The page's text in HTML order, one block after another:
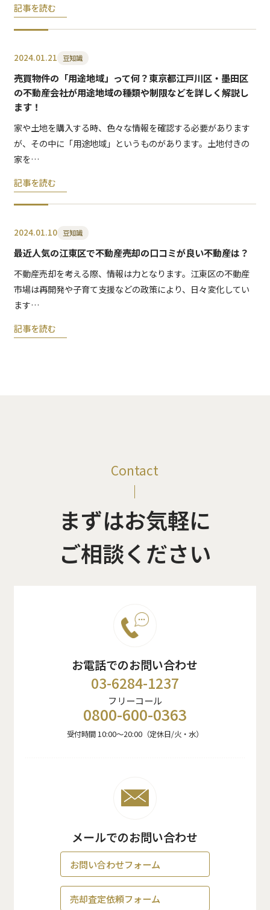
記事を読む
2024.01.21 豆知識
売買物件の「用途地域」って何？東京都江戸川区・墨田区
の不動産会社が用途地域の種類や制限などを詳しく解説し
ます！
家や土地を購入する時、色々な情報を確認する必要があります
が、その中に「用途地域」というものがあります。土地付きの
家を…
記事を読む
2024.01.10 豆知識
最近人気の江東区で不動産売却の口コミが良い不動産は？
不動産売却を考える際、情報は力となります。江東区の不動産
市場は再開発や子育て支援などの政策により、日々変化してい
ます…
記事を読む
Contact
まずはお気軽に
ご相談ください
お電話でのお問い合わせ
03-6284-1237
フリーコール
0800-600-0363
受付時間 10:00〜20:00（定休日/火・水）
メールでのお問い合わせ
お問い合わせフォーム
売却査定依頼フォーム